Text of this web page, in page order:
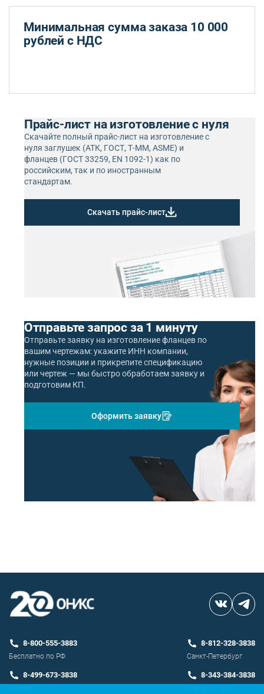
Минимальная сумма заказа 10 000
рублей с НДС
Прайс-лист на изготовление с нуля
Скачайте полный прайс-лист на изготовление с
нуля заглушек (АТК, ГОСТ, Т-ММ, ASME) и
фланцев (ГОСТ 33259, EN 1092-1) как по
российским, так и по иностранным
стандартам.
Скачать прайс-лист
Отправьте запрос за 1 минуту
Отправьте заявку на изготовление фланцев по
вашим чертежам: укажите ИНН компании,
нужные позиции и прикрепите спецификацию
или чертеж — мы быстро обработаем заявку и
подготовим КП.
Оформить заявку
8-800-555-3883
Бесплатно по РФ
8-812-328-3838
Санкт-Петербург
8-499-673-3838 8-343-384-3838